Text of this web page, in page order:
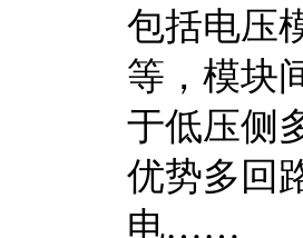
包括电压
等，模块
于低压侧
优势多回
电……